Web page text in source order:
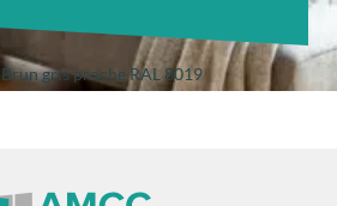
Brun gris proche RAL 8019